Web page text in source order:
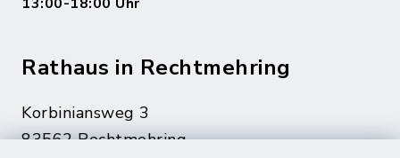
Rathaus in Rechtmehring
Korbiniansweg 3
83562 Rechtmehring